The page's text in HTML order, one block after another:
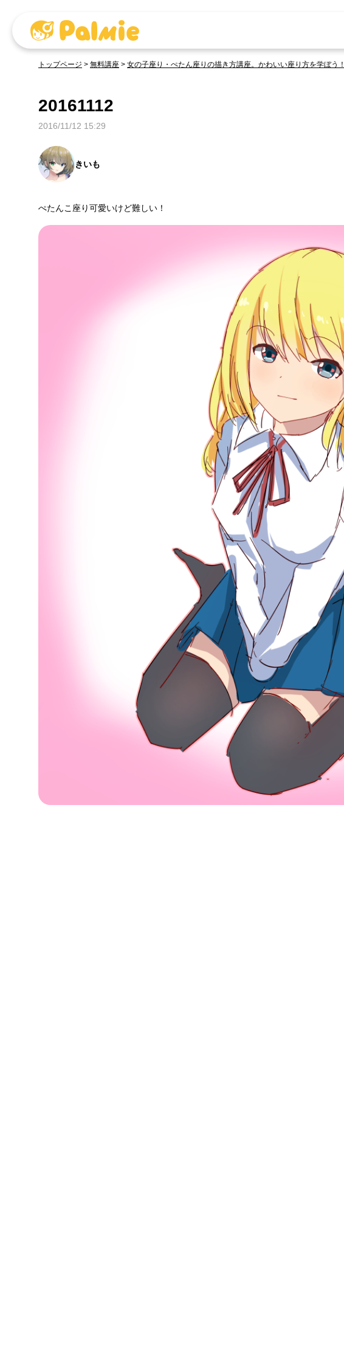
トップページ > 無料講座 > 女の子座り・ぺたん座りの描き方講座。かわいい座り方を学ぼう！
20161112
2016/11/12 15:29
きいも
ぺたんこ座り可愛いけど難しい！